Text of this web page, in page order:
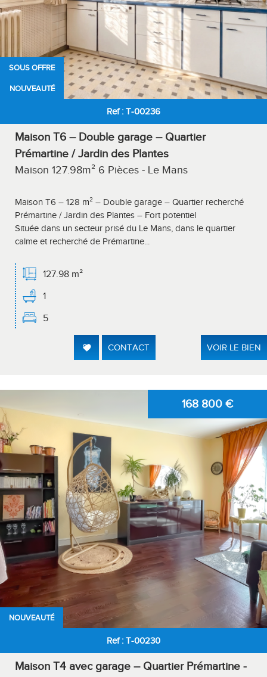
SOUS OFFRE
NOUVEAUTÉ
Ref : T-00236
Maison T6 – Double garage – Quartier
Prémartine / Jardin des Plantes
Maison 127.98m² 6 Pièces - Le Mans
Maison T6 – 128 m² – Double garage – Quartier recherché
Prémartine / Jardin des Plantes – Fort potentiel
Située dans un secteur prisé du Le Mans, dans le quartier
calme et recherché de Prémartine...
127.98 m²
1
5
CONTACT VOIR LE BIEN
NOUVEAUTÉ
168 800 €
Ref : T-00230
Maison T4 avec garage – Quartier Prémartine -